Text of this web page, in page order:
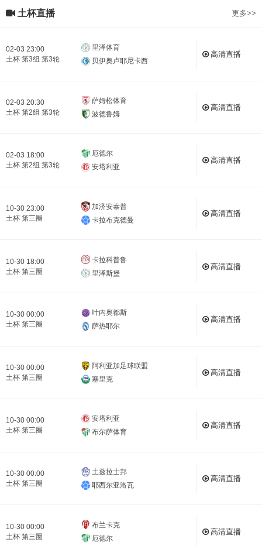
土杯直播 更多>>
02-03 23:00
土杯 第3组 第3轮
里泽体育
贝伊奥卢耶尼卡西
高清直播
02-03 20:30
土杯 第2组 第3轮
萨姆松体育
波德鲁姆
高清直播
02-03 18:00
土杯 第2组 第3轮
厄德尔
安塔利亚
高清直播
10-30 23:00
土杯 第三圈
加济安泰普
卡拉布克德曼
高清直播
10-30 18:00
土杯 第三圈
卡拉科普鲁
里泽斯堡
高清直播
10-30 00:00
土杯 第三圈
叶内奥都斯
萨热耶尔
高清直播
10-30 00:00
土杯 第三圈
阿利亚加足球联盟
塞里克
高清直播
10-30 00:00
土杯 第三圈
安塔利亚
布尔萨体育
高清直播
10-30 00:00
土杯 第三圈
土兹拉士邦
耶西尔亚洛瓦
高清直播
10-30 00:00
土杯 第三圈
布兰卡克
厄德尔
高清直播